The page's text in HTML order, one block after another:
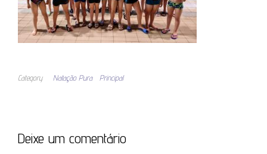
Category Natação Pura Principal
Deixe um comentário